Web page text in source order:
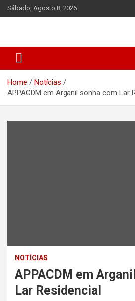
Skip
to
Sábado, Agosto 8, 2026
Home
Notícias
APPACDM em Arganil sonha com Lar
NOTÍCIAS
APPACDM em
Lar Residencial